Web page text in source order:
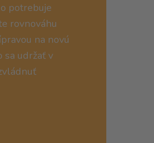
potrebuje
rovnováhu
na novú
sa udržať v